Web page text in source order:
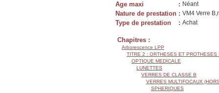
Age maxi : Néant
Nature de prestation : VM4 Verre
Type de prestation : Achat
Chapitres :
Arborescence LPP
TITRE 2 : ORTHESES ET PROTHESES
OPTIQUE MEDICALE
LUNETTES
VERRES DE CLASSE B
VERRES MULTIFOCAUX
SPHERIQUES